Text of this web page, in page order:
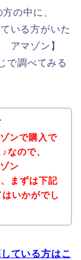
の中に、
いる方がいた
アマゾン】
で調べてみる
ンで購入で
なので、
ン
まずは下記
いかがでし
ている方はこ